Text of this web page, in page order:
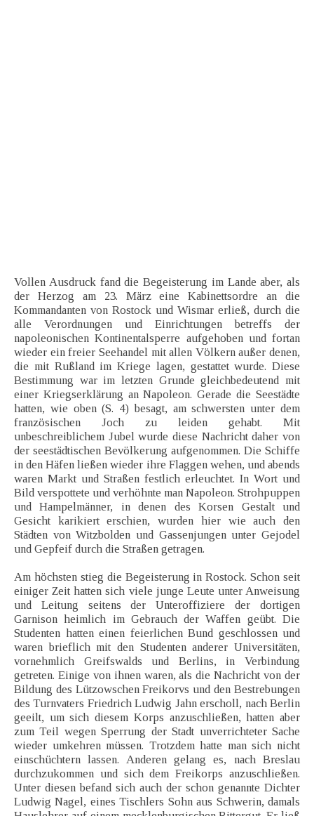
Vollen Ausdruck fand die Begeisterung im Lande aber, als
der Herzog am 23. März eine Kabinettsordre an die
Kommandanten von Rostock und Wismar erließ, durch die
alle Verordnungen und Einrichtungen betreffs der
napoleonischen Kontinentalsperre aufgehoben und fortan
wieder ein freier Seehandel mit allen Völkern außer denen,
die mit Rußland im Kriege lagen, gestattet wurde. Diese
Bestimmung war im letzten Grunde gleichbedeutend mit
einer Kriegserklärung an Napoleon. Gerade die Seestädte
hatten, wie oben (S. 4) besagt, am schwersten unter dem
französischen Joch zu leiden gehabt. Mit
unbeschreiblichem Jubel wurde diese Nachricht daher von
der seestädtischen Bevölkerung aufgenommen. Die Schiffe
in den Häfen ließen wieder ihre Flaggen wehen, und abends
waren Markt und Straßen festlich erleuchtet. In Wort und
Bild verspottete und verhöhnte man Napoleon. Strohpuppen
und Hampelmänner, in denen des Korsen Gestalt und
Gesicht karikiert erschien, wurden hier wie auch den
Städten von Witzbolden und Gassenjungen unter Gejodel
und Gepfeif durch die Straßen getragen.
Am höchsten stieg die Begeisterung in Rostock. Schon seit
einiger Zeit hatten sich viele junge Leute unter Anweisung
und Leitung seitens der Unteroffiziere der dortigen
Garnison heimlich im Gebrauch der Waffen geübt. Die
Studenten hatten einen feierlichen Bund geschlossen und
waren brieflich mit den Studenten anderer Universitäten,
vornehmlich Greifswalds und Berlins, in Verbindung
getreten. Einige von ihnen waren, als die Nachricht von der
Bildung des Lützowschen Freikorvs und den Bestrebungen
des Turnvaters Friedrich Ludwig Jahn erscholl, nach Berlin
geeilt, um sich diesem Korps anzuschließen, hatten aber
zum Teil wegen Sperrung der Stadt unverrichteter Sache
wieder umkehren müssen. Trotzdem hatte man sich nicht
einschüchtern lassen. Anderen gelang es, nach Breslau
durchzukommen und sich dem Freikorps anzuschließen.
Unter diesen befand sich auch der schon genannte Dichter
Ludwig Nagel, eines Tischlers Sohn aus Schwerin, damals